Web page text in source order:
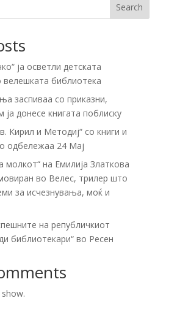
Search
ја осветли детската
библиотека
заспиваа со приказни,
ја донесе книгата поблиску
Кирил и Методиј“ со книги и
одбележаа 24 Мај
молкот“ на Емилија Златкова
во Велес, трилер што
за исчезнувања, моќ и
на републичкиот
библиотекари“ во Ресен